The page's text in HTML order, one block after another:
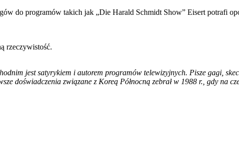
do programów takich jak „Die Harald Schmidt Show” Eisert potrafi
rzeczywistość.
jest satyrykiem i autorem programów telewizyjnych. Pisze gagi,
doświadczenia związane z Koreą Północną zebrał w 1988 r., gdy na